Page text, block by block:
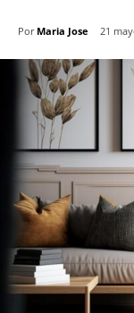
Por Maria Jose 21